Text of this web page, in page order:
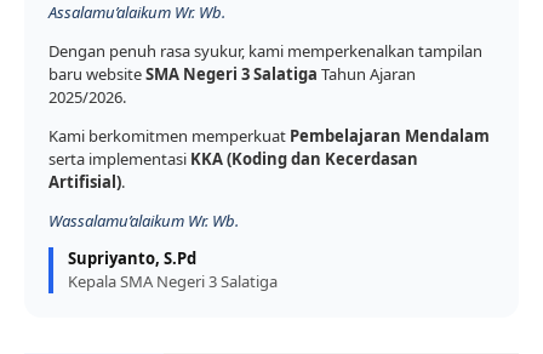
Assalamu’alaikum Wr. Wb.
Dengan penuh rasa syukur, kami memperkenalkan tampilan
baru websiteSMA Negeri 3 Salatiga Tahun Ajaran
2025/2026.
Kami berkomitmen memperkuat Pembelajaran Mendalam
serta implementasi KKA (Koding dan Kecerdasan
Artifisial).
Wassalamu’alaikum Wr. Wb.
Supriyanto, S.Pd
Kepala SMA Negeri 3 Salatiga